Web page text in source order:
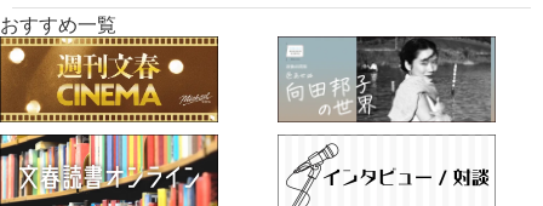
おすすめ一覧